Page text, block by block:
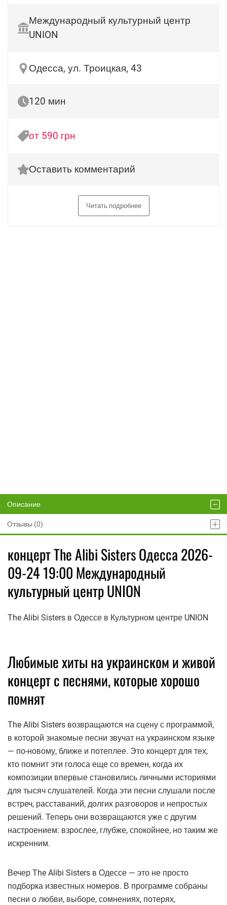
Международный культурный центр
UNION
Одесса, ул. Троицкая, 43
120 мин
от 590 грн
Оставить комментарий
Читать подробнее
Описание
Отзывы (0)
концерт The Alibi Sisters Одесса 2026-
09-24 19:00 Международный
культурный центр UNION
The Alibi Sisters в Одессе в Культурном центре UNION
Любимые хиты на украинском и живой
концерт с песнями, которые хорошо
помнят
The Alibi Sisters возвращаются на сцену с программой,
в которой знакомые песни звучат на украинском языке
— по-новому, ближе и потеплее. Это концерт для тех,
кто помнит эти голоса еще со времен, когда их
композиции впервые становились личными историями
для тысяч слушателей. Когда эти песни слушали после
встреч, расставаний, долгих разговоров и непростых
решений. Теперь они возвращаются уже с другим
настроением: взрослее, глубже, спокойнее, но таким же
искренним.
Вечер The Alibi Sisters в Одессе — это не просто
подборка известных номеров. В программе собраны
песни о любви, выборе, сомнениях, потерях,